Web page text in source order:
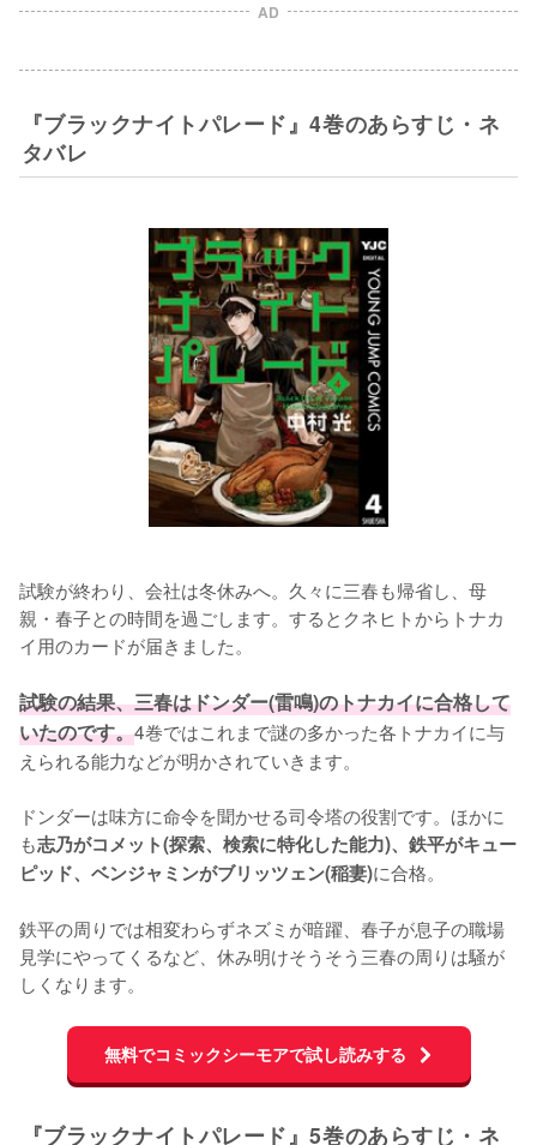
AD
『ブラックナイトパレード』4巻のあらすじ・ネ
タバレ
試験が終わり、会社は冬休みへ。久々に三春も帰省し、母
親・春子との時間を過ごします。するとクネヒトからトナカ
イ用のカードが届きました。
試験の結果、三春はドンダー(雷鳴)のトナカイに合格して
いたのです。4巻ではこれまで謎の多かった各トナカイに与
えられる能力などが明かされていきます。
ドンダーは味方に命令を聞かせる司令塔の役割です。ほかに
も志乃がコメット(探索、検索に特化した能力)、鉄平がキュー
ピッド、ベンジャミンがブリッツェン(稲妻)に合格。
鉄平の周りでは相変わらずネズミが暗躍、春子が息子の職場
見学にやってくるなど、休み明けそうそう三春の周りは騒が
しくなります。
無料でコミックシーモアで試し読みする
『ブラックナイトパレード』5巻のあらすじ・ネ